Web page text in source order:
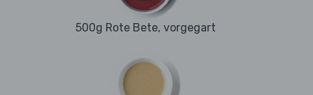
500g Rote Bete, vorgegart